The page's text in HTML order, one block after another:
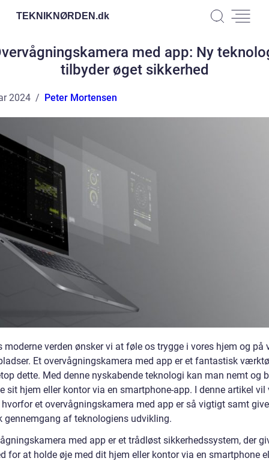
TEKNIKNØRDEN.dk
med app: Ny
tilbyder øget sikkerhed
2024 Peter Mortensen
moderne verden ønsker vi at føle os trygge i vores hjem og på
Et overvågningskamera med app er et fantastisk
dette. Med denne nyskabende teknologi kan man nemt og
sit hjem eller kontor via en smartphone-app. I denne artikel vil
hvorfor et overvågningskamera med app er så vigtigt samt
gennemgang af teknologiens udvikling.
med app er et trådløst sikkerhedssystem, der
for at holde øje med dit hjem eller kontor via en smartphone